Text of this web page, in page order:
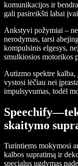
komunikacijos ir
gali pasireikšti labai
Ankstyvi požymiai –
nerodymas, tarsi
kompulsinis elgesys,
smulkiosios motorikos
Autizmo spektre
vystosi lėčiau nei
impulsyvumas, todėl
skaitymo
Turintiems mokymosi
kalbos supratimą ir
specialus ugdymas